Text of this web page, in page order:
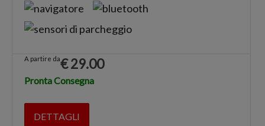
A partire da€29.00
Pronta Consegna
DETTAGLI